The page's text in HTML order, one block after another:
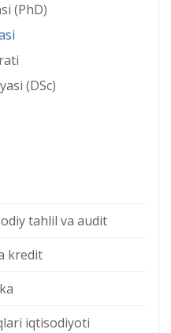
(PhD)
(DSc)
tahlil va audit
kredit
iqtisodiyoti